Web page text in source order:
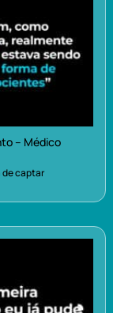
– Médico
de captar